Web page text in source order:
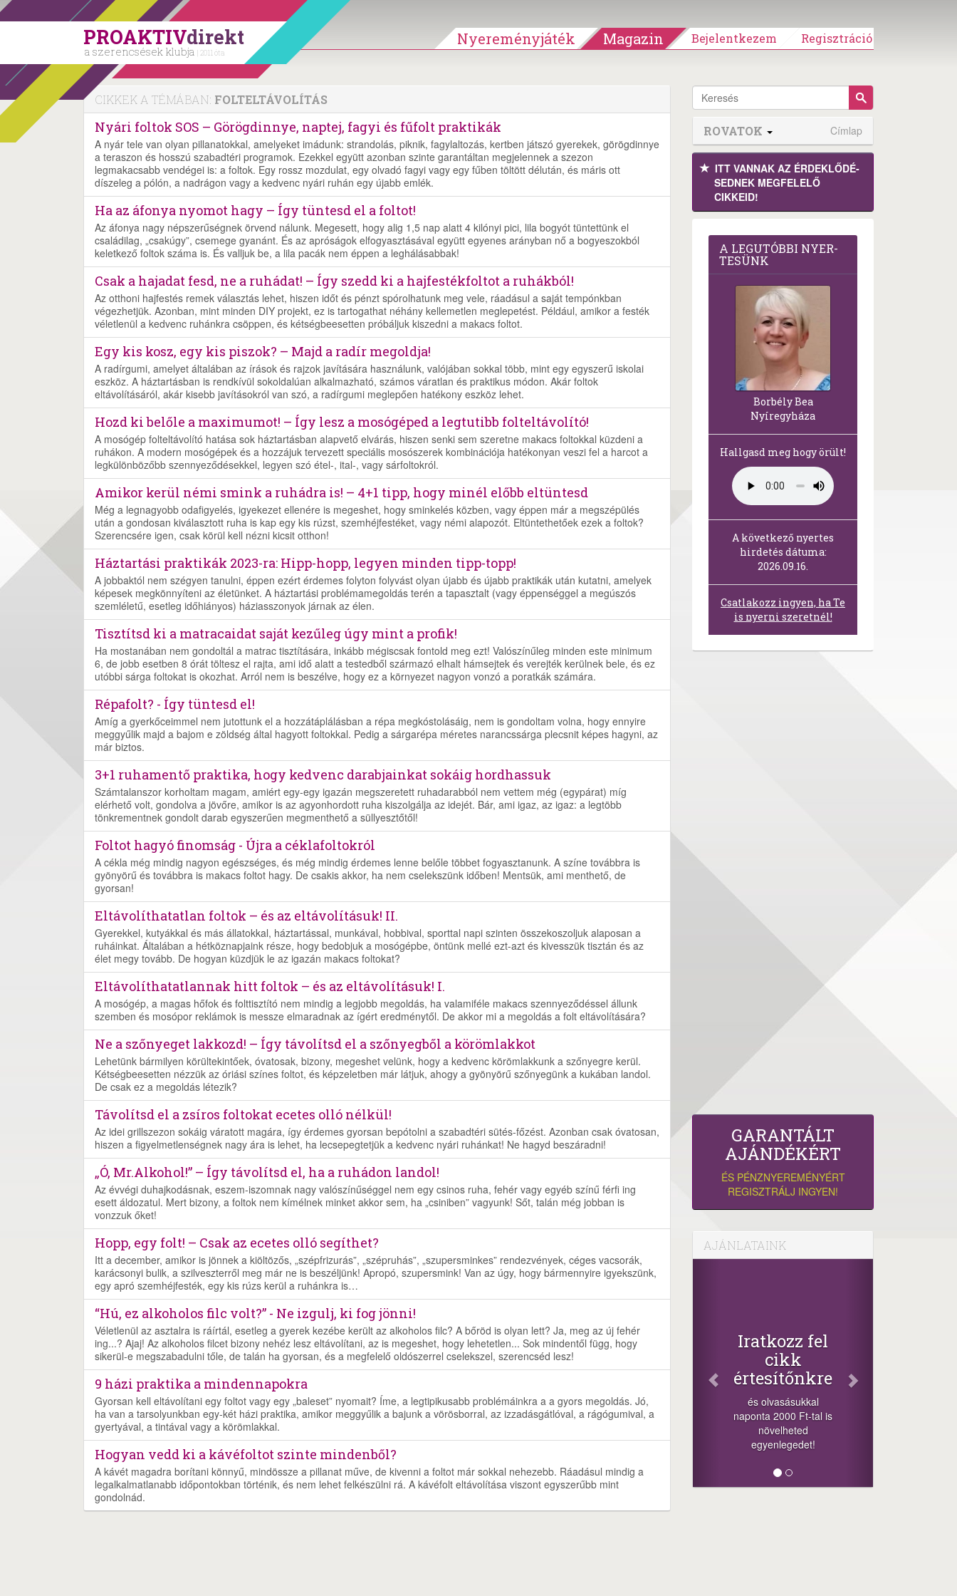
PROAKTIVdirekt
a szerencsések klubja | 2011 óta
Nyereményjáték Magazin Bejelentkezem Regisztráció
CIKKEK A TÉMÁBAN: FOLTELTÁVOLÍTÁS
Nyári foltok SOS – Görögdinnye, naptej, fagyi és fűfolt praktikák
A nyár tele van olyan pillanatokkal, amelyeket imádunk: strandolás, piknik, fagylaltozás, kertben játszó gyerekek, görögdinnye
a teraszon és hosszú szabadtéri programok. Ezekkel együtt azonban szinte garantáltan megjelennek a szezon
legmakacsabb vendégei is: a foltok. Egy rossz mozdulat, egy olvadó fagyi vagy egy fűben töltött délután, és máris ott
díszeleg a pólón, a nadrágon vagy a kedvenc nyári ruhán egy újabb emlék.
Ha az áfonya nyomot hagy – Így tüntesd el a foltot!
Az áfonya nagy népszerűségnek örvend nálunk. Megesett, hogy alig 1,5 nap alatt 4 kilónyi pici, lila bogyót tüntettünk el
családilag, „csakúgy”, csemege gyanánt. És az apróságok elfogyasztásával együtt egyenes arányban nő a bogyeszokból
keletkező foltok száma is. És valljuk be, a lila pacák nem éppen a leghálásabbak!
Csak a hajadat fesd, ne a ruhádat! – Így szedd ki a hajfestékfoltot a ruhákból!
Az otthoni hajfestés remek választás lehet, hiszen időt és pénzt spórolhatunk meg vele, ráadásul a saját tempónkban
végezhetjük. Azonban, mint minden DIY projekt, ez is tartogathat néhány kellemetlen meglepetést. Például, amikor a festék
véletlenül a kedvenc ruhánkra csöppen, és kétségbeesetten próbáljuk kiszedni a makacs foltot.
Egy kis kosz, egy kis piszok? – Majd a radír megoldja!
A radírgumi, amelyet általában az írások és rajzok javítására használunk, valójában sokkal több, mint egy egyszerű iskolai
eszköz. A háztartásban is rendkívül sokoldalúan alkalmazható, számos váratlan és praktikus módon. Akár foltok
eltávolításáról, akár kisebb javításokról van szó, a radírgumi meglepően hatékony eszköz lehet.
Hozd ki belőle a maximumot! – Így lesz a mosógéped a legtutibb folteltávolító!
A mosógép folteltávolító hatása sok háztartásban alapvető elvárás, hiszen senki sem szeretne makacs foltokkal küzdeni a
ruhákon. A modern mosógépek és a hozzájuk tervezett speciális mosószerek kombinációja hatékonyan veszi fel a harcot a
legkülönbözőbb szennyeződésekkel, legyen szó étel-, ital-, vagy sárfoltokról.
Amikor kerül némi smink a ruhádra is! – 4+1 tipp, hogy minél előbb eltüntesd
Még a legnagyobb odafigyelés, igyekezet ellenére is megeshet, hogy sminkelés közben, vagy éppen már a megszépülés
után a gondosan kiválasztott ruha is kap egy kis rúzst, szemhéjfestéket, vagy némi alapozót. Eltüntethetőek ezek a foltok?
Szerencsére igen, csak körül kell nézni kicsit otthon!
Háztartási praktikák 2023-ra: Hipp-hopp, legyen minden tipp-topp!
A jobbaktól nem szégyen tanulni, éppen ezért érdemes folyton folyvást olyan újabb és újabb praktikák után kutatni, amelyek
képesek megkönnyíteni az életünket. A háztartási problémamegoldás terén a tapasztalt (vagy éppenséggel a megúszós
szemléletű, esetleg időhiányos) háziasszonyok járnak az élen.
Tisztítsd ki a matracaidat saját kezűleg úgy mint a profik!
Ha mostanában nem gondoltál a matrac tisztítására, inkább mégiscsak fontold meg ezt! Valószínűleg minden este minimum
6, de jobb esetben 8 órát töltesz el rajta, ami idő alatt a testedből származó elhalt hámsejtek és verejték kerülnek bele, és ez
utóbbi sárga foltokat is okozhat. Arról nem is beszélve, hogy ez a környezet nagyon vonzó a poratkák számára.
Répafolt? - Így tüntesd el!
Amíg a gyerkőceimmel nem jutottunk el a hozzátáplálásban a répa megkóstolásáig, nem is gondoltam volna, hogy ennyire
meggyűlik majd a bajom e zöldség által hagyott foltokkal. Pedig a sárgarépa méretes narancssárga plecsnit képes hagyni, az
már biztos.
3+1 ruhamentő praktika, hogy kedvenc darabjainkat sokáig hordhassuk
Számtalanszor korholtam magam, amiért egy-egy igazán megszeretett ruhadarabból nem vettem még (egypárat) míg
elérhető volt, gondolva a jövőre, amikor is az agyonhordott ruha kiszolgálja az idejét. Bár, ami igaz, az igaz: a legtöbb
tönkrementnek gondolt darab egyszerűen megmenthető a süllyesztőtől!
Foltot hagyó finomság - Újra a céklafoltokról
A cékla még mindig nagyon egészséges, és még mindig érdemes lenne belőle többet fogyasztanunk. A színe továbbra is
gyönyörű és továbbra is makacs foltot hagy. De csakis akkor, ha nem cselekszünk időben! Mentsük, ami menthető, de
gyorsan!
Eltávolíthatatlan foltok – és az eltávolításuk! II.
Gyerekkel, kutyákkal és más állatokkal, háztartással, munkával, hobbival, sporttal napi szinten összekoszoljuk alaposan a
ruháinkat. Általában a hétköznapjaink része, hogy bedobjuk a mosógépbe, öntünk mellé ezt-azt és kivesszük tisztán és az
élet megy tovább. De hogyan küzdjük le az igazán makacs foltokat?
Eltávolíthatatlannak hitt foltok – és az eltávolításuk! I.
A mosógép, a magas hőfok és folttisztító nem mindig a legjobb megoldás, ha valamiféle makacs szennyeződéssel állunk
szemben és mosópor reklámok is messze elmaradnak az ígért eredménytől. De akkor mi a megoldás a folt eltávolítására?
Ne a szőnyeget lakkozd! – Így távolítsd el a szőnyegből a körömlakkot
Lehetünk bármilyen körültekintőek, óvatosak, bizony, megeshet velünk, hogy a kedvenc körömlakkunk a szőnyegre kerül.
Kétségbeesetten nézzük az óriási színes foltot, és képzeletben már látjuk, ahogy a gyönyörű szőnyegünk a kukában landol.
De csak ez a megoldás létezik?
Távolítsd el a zsíros foltokat ecetes olló nélkül!
Az idei grillszezon sokáig váratott magára, így érdemes gyorsan bepótolni a szabadtéri sütés-főzést. Azonban csak óvatosan,
hiszen a figyelmetlenségnek nagy ára is lehet, ha lecsepegtetjük a kedvenc nyári ruhánkat! Ne hagyd beszáradni!
„Ó, Mr.Alkohol!” – Így távolítsd el, ha a ruhádon landol!
Az évvégi duhajkodásnak, eszem-iszomnak nagy valószínűséggel nem egy csinos ruha, fehér vagy egyéb színű férfi ing
esett áldozatul. Mert bizony, a foltok nem kímélnek minket akkor sem, ha „csiniben” vagyunk! Sőt, talán még jobban is
vonzzuk őket!
Hopp, egy folt! – Csak az ecetes olló segíthet?
Itt a december, amikor is jönnek a kiöltözős, „szépfrizurás”, „szépruhás”, „szupersminkes” rendezvények, céges vacsorák,
karácsonyi bulik, a szilveszterről meg már ne is beszéljünk! Apropó, szupersmink! Van az úgy, hogy bármennyire igyekszünk,
egy apró szemhéjfesték, egy kis rúzs kerül a ruhánkra is…
“Hú, ez alkoholos filc volt?” - Ne izgulj, ki fog jönni!
Véletlenül az asztalra is ráírtál, esetleg a gyerek kezébe került az alkoholos filc? A bőröd is olyan lett? Ja, meg az új fehér
ing...? Ajaj! Az alkoholos filcet bizony nehéz lesz eltávolítani, az is megeshet, hogy lehetetlen... Sok mindentől függ, hogy
sikerül-e megszabadulni tőle, de talán ha gyorsan, és a megfelelő oldószerrel cselekszel, szerencséd lesz!
9 házi praktika a mindennapokra
Gyorsan kell eltávolítani egy foltot vagy egy „baleset” nyomait? Íme, a legtipikusabb problémáinkra a a gyors megoldás. Jó,
ha van a tarsolyunkban egy-két házi praktika, amikor meggyűlik a bajunk a vörösborral, az izzadásgátlóval, a rágógumival, a
gyertyával, a tintával vagy a körömlakkal.
Hogyan vedd ki a kávéfoltot szinte mindenből?
A kávét magadra borítani könnyű, mindössze a pillanat műve, de kivenni a foltot már sokkal nehezebb. Ráadásul mindig a
legalkalmatlanabb időpontokban történik, és nem lehet felkészülni rá. A kávéfolt eltávolítása viszont egyszerűbb mint
gondolnád.
ROVATOK Címlap
ITT VANNAK AZ ÉRDEK­LŐDÉ­
SEDNEK MEGFE­LELŐ
CIKKEID!
A LEG­U­TÓB­BI NYER­
TE­SÜNK
Borbély Bea
Nyíregyháza
Hallgasd meg hogy örült!
A következő nyertes
hirdetés dátuma:
2026.09.16.
Csatlakozz ingyen, ha Te
is nyerni szeretnél!
GARANTÁLT
AJÁNDÉKÉRT
ÉS PÉNZNYEREMÉNYÉRT
REGISZTRÁLJ INGYEN!
AJÁNLATAINK
Iratkozz fel
cikk
értesítőnkre
és olvasásukkal
naponta 2000 Ft-tal is
növelheted
egyenlegedet!